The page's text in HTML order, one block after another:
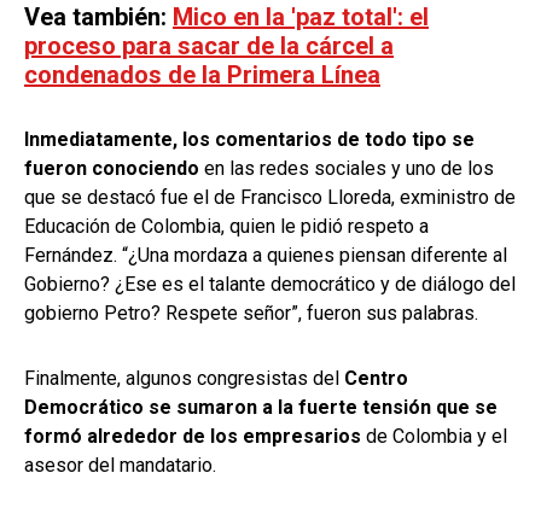
Vea también: Mico en la 'paz total': el
proceso para sacar de la cárcel a
condenados de la Primera Línea
Inmediatamente, los comentarios de todo tipo se
fueron conociendo en las redes sociales y uno de los
que se destacó fue el de Francisco Lloreda, exministro de
Educación de Colombia, quien le pidió respeto a
Fernández. “¿Una mordaza a quienes piensan diferente al
Gobierno? ¿Ese es el talante democrático y de diálogo del
gobierno Petro? Respete señor”, fueron sus palabras.
Finalmente, algunos congresistas del Centro
Democrático se sumaron a la fuerte tensión que se
formó alrededor de los empresarios de Colombia y el
asesor del mandatario.